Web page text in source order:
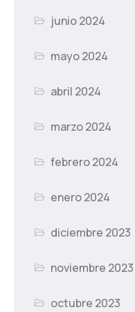
junio 2024
mayo 2024
abril 2024
marzo 2024
febrero 2024
enero 2024
diciembre 2023
noviembre 2023
octubre 2023